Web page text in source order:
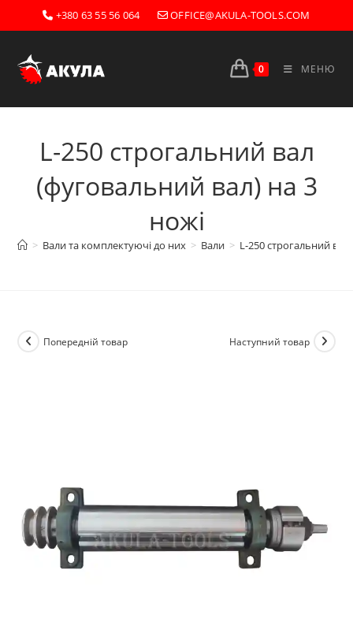
Перейти
до
+380 63 55 56 064 OFFICE@AKULA-TOOLS.COM
0 МЕНЮ
L-250 строгальний вал
(фуговальний вал) на 3
ножі
> Вали та комплектуючі до них > Вали > L-250 строгальний
Попередній товар Наступний товар